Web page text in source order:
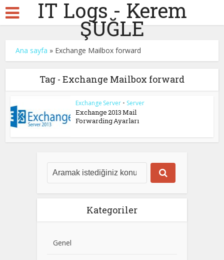
IT Logs - Kerem
ŞUĞLE
Ana sayfa » Exchange Mailbox forward
Tag - Exchange Mailbox forward
Exchange Server • Server
Exchange 2013 Mail
Forwarding Ayarları
Kategoriler
Genel